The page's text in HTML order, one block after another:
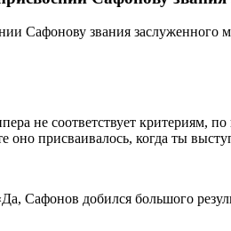
не соответствует критериям,
присваивалось, когда ты
Сафонов добился большого